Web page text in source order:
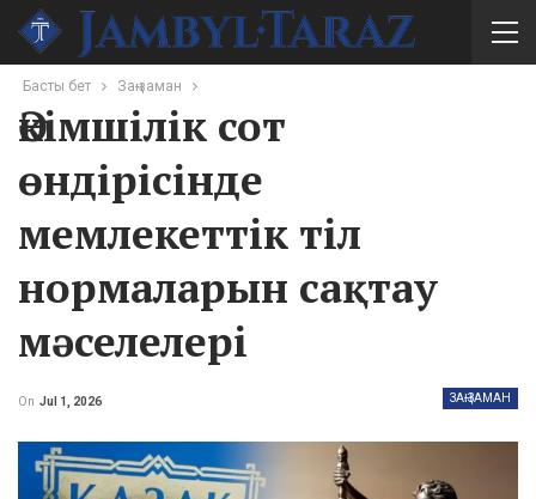
Басты бет Заң-заман
Әкімшілік сот
өндірісінде
мемлекеттік тіл
нормаларын сақтау
мәселелері
ЗАҢ-ЗАМАН
On Jul 1, 2026